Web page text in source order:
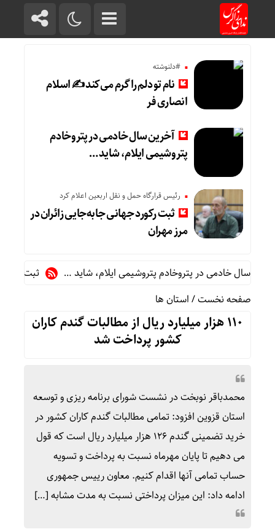
#دلنوشته
نام تو دلم را گرم می‌کند ✍️ اسلام
انصاری فر
آخرین سال خادمی در پتروخادم
پتروشیمی ایلام، شاید …
رئیس قرارگاه حمل و نقل اربعین اعلام کرد
ثبت رکورد جهانی جابه‌جایی زائران در
مرز مهران
سال خادمی در پتروخادم پتروشیمی ایلام، شاید …
ثبت رکورد
صفحه نخست/استان ها
۱۱۰ هزار میلیارد ریال از مطالبات گندم کاران
کشور پرداخت شد
محمدباقر نوبخت در نشست شورای برنامه ریزی و توسعه
استان قزوین افزود: تمامی مطالبات گندم کاران کشور در
خرید تضمینی گندم ۱۲۶ هزار میلیارد ریال است که قول
می دهیم تا پایان مهرماه نسبت به پرداخت و تسویه
حساب تمامی آنها اقدام کنیم. معاون رییس جمهوری
ادامه داد: این میزان پرداختی نسبت به مدت مشابه […]